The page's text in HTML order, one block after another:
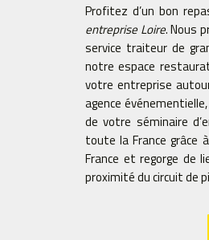
Profitez d’un bon
entreprise Loire. Nous
service traiteur de
notre espace
votre entreprise
agence
de votre séminaire
toute la France grâce
France et regorge de
proximité du circuit de